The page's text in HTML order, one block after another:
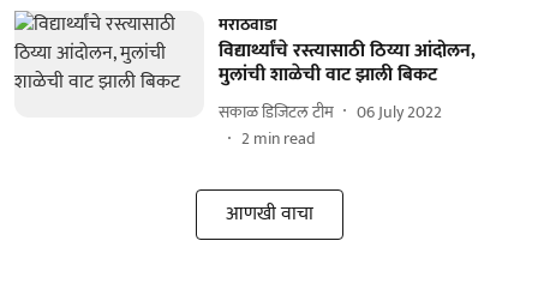
मराठवाडा
विद्यार्थ्यांचे रस्त्यासाठी ठिय्या आंदोलन,
मुलांची शाळेची वाट झाली बिकट
सकाळ डिजिटल टीम
06 July 2022
2min read
आणखी वाचा